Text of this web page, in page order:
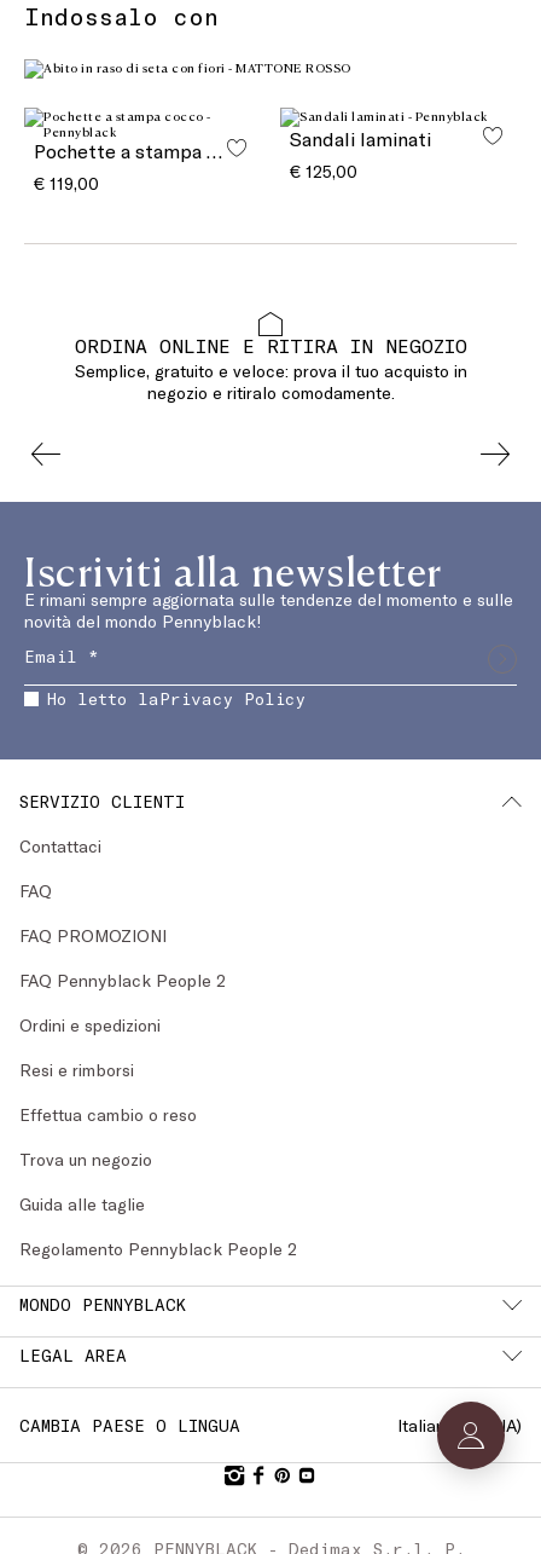
Indossalo con
Pochette a stampa cocco
€ 119,00
Sandali laminati
€ 125,00
ORDINA ONLINE E RITIRA IN NEGOZIO
Semplice, gratuito e veloce: prova il tuo acquisto in
negozio e ritiralo comodamente.
Iscriviti alla newsletter
E rimani sempre aggiornata sulle tendenze del momento e sulle
novità del mondo Pennyblack!
Ho letto laPrivacy Policy
SERVIZIO CLIENTI
Contattaci
FAQ
FAQ PROMOZIONI
FAQ Pennyblack People 2
Ordini e spedizioni
Resi e rimborsi
Effettua cambio o reso
Trova un negozio
Guida alle taglie
Regolamento Pennyblack People 2
MONDO PENNYBLACK
LEGAL AREA
CAMBIA PAESE O LINGUA Italiano (ITALIA)
© 2026 PENNYBLACK - Dedimax S.r.l. P.